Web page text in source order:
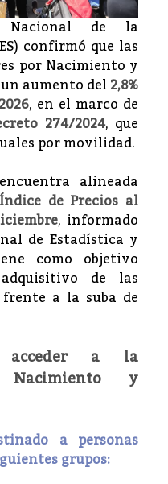
Nacional de la
confirmó que las
por Nacimiento y
aumento del2,8%
, en el marco de
274/2024, que
por movilidad.
alineada
de Precios al
, informado
de Estadística y
como objetivo
de las
a la suba de
acceder a la
y
a personas
grupos: